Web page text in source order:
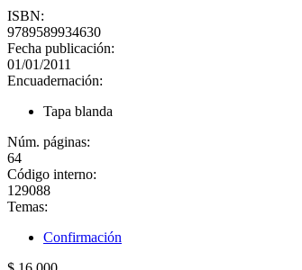
ISBN:
9789589934630
Fecha publicación:
01/01/2011
Encuadernación:
Tapa blanda
Núm. páginas:
64
Código interno:
129088
Temas:
Confirmación